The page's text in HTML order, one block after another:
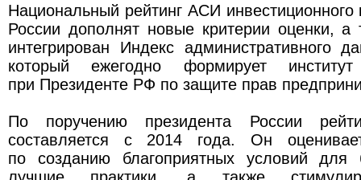
Национальный рейтинг АСИ инвестиционного
России дополнят новые критерии оценки, а
интегрирован Индекс административного
который ежегодно формирует институт
при Президенте РФ по защите прав
По поручению президента России
составляется с 2014 года. Он
по созданию благоприятных условий для